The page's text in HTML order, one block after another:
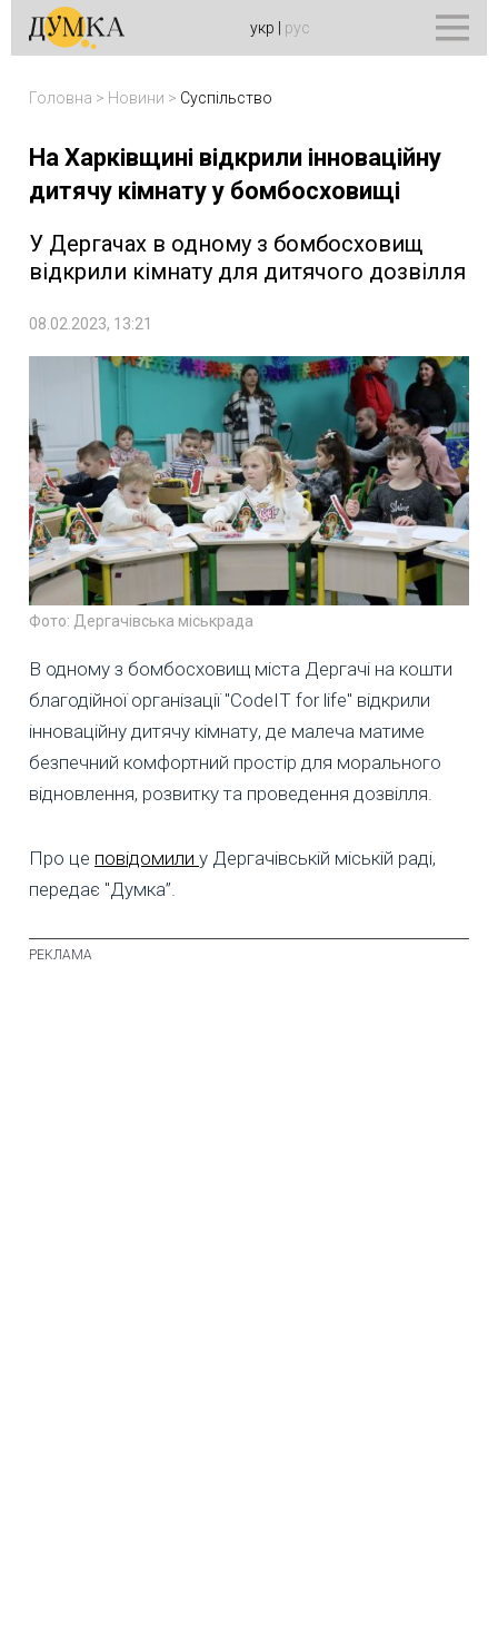
укр рус
Головна > Новини > Суспільство
На Харківщині відкрили інноваційну
дитячу кімнату у бомбосховищі
У Дергачах в одному з бомбосховищ
відкрили кімнату для дитячого дозвілля
08.02.2023, 13:21
Фото: Дергачівська міськрада
В одному з бомбосховищ міста Дергачі на кошти
благодійної організації "CodeIT for life" відкрили
інноваційну дитячу кімнату, де малеча матиме
безпечний комфортний простір для морального
відновлення, розвитку та проведення дозвілля.
Про це повідомили у Дергачівській міській раді,
передає "Думка”.